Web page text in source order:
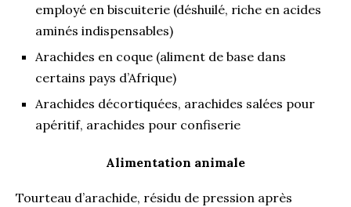
employé en biscuiterie (déshuilé, riche en acides
aminés indispensables)
Arachides en coque (aliment de base dans
certains pays d’Afrique)
Arachides décortiquées, arachides salées pour
apéritif, arachides pour confiserie
Alimentation animale
Tourteau d’arachide, résidu de pression après